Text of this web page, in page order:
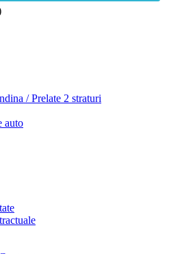
/ Prelate 2 straturi
auto